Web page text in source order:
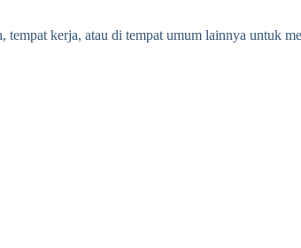
kerja, atau di tempat umum lainnya untuk